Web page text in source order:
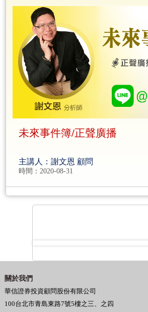
未來事件簿/正聲廣播
主講人：謝文恩 顧問
時間：2020-08-31
關於我們
華信證券投資顧問股份有限公司
100台北市青島東路7號5樓之三、之四